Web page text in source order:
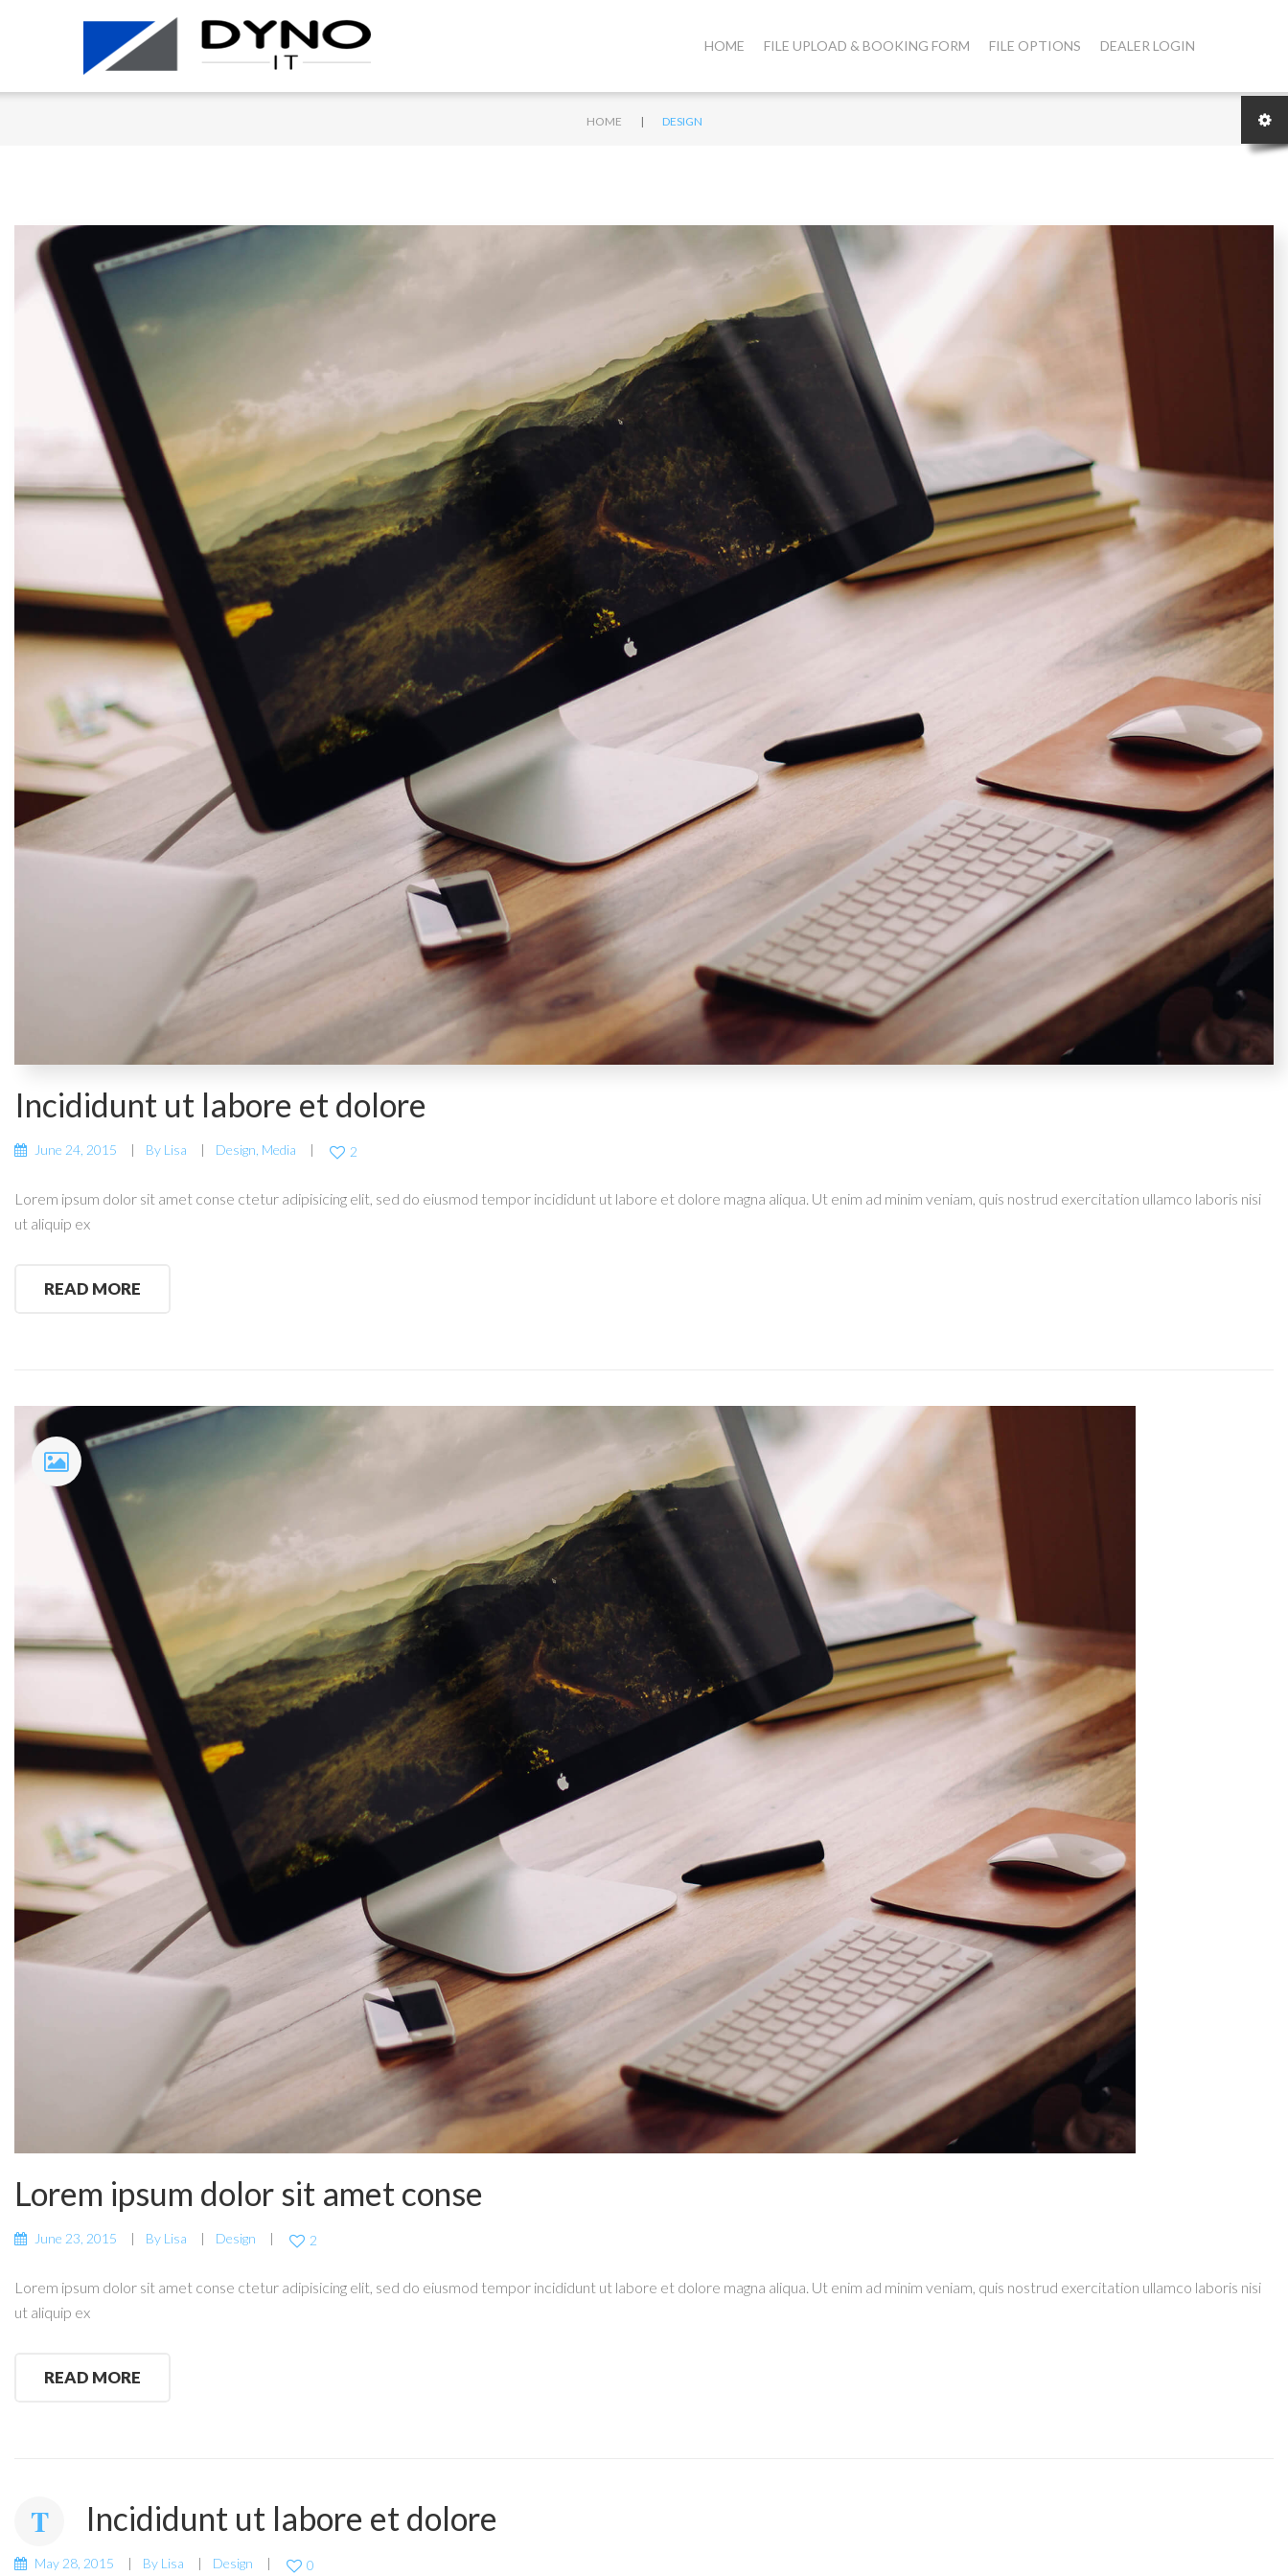
HOME FILE UPLOAD & BOOKING FORM FILE OPTIONS DEALER LOGIN
HOME | DESIGN
Incididunt ut labore et dolore
June 24, 2015 By Lisa Design Media 2
Lorem ipsum dolor sit amet conse ctetur adipisicing elit, sed do eiusmod tempor incididunt ut labore et dolore magna aliqua. Ut enim ad minim veniam, quis nostrud exercitation ullamco laboris nisi
ut aliquip ex
READ MORE
Lorem ipsum dolor sit amet conse
June 23, 2015 By Lisa Design 2
Lorem ipsum dolor sit amet conse ctetur adipisicing elit, sed do eiusmod tempor incididunt ut labore et dolore magna aliqua. Ut enim ad minim veniam, quis nostrud exercitation ullamco laboris nisi
ut aliquip ex
READ MORE
Incididunt ut labore et dolore
May 28, 2015 By Lisa Design 0